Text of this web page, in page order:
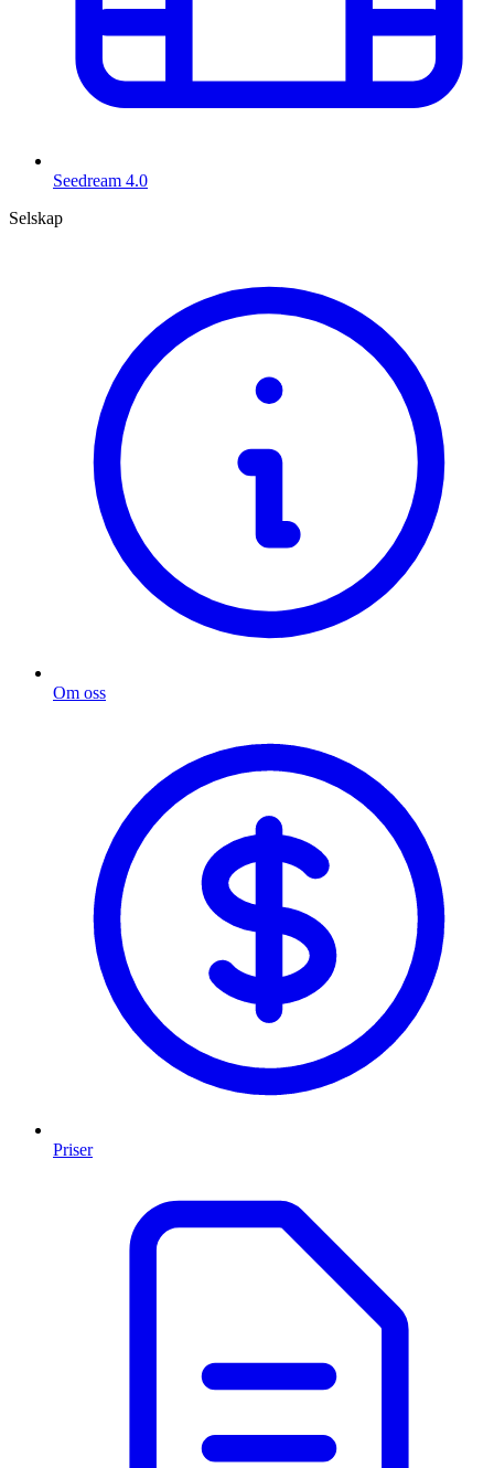
Seedream 4.0
Selskap
Om oss
Priser